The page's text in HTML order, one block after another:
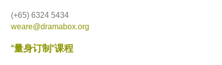
(+65) 6324 5434
weare@dramabox.org
“量身订制”课程